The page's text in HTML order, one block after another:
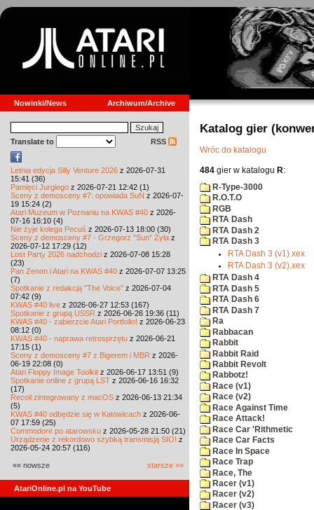
Nowinki/News Archiwum/Archive
Translate to RSS
Letnia edycja Silly Venture 2026 z 2026-07-31
15:41 (36)
Pamięci Jurgiego z 2026-07-21 12:42 (1)
Sceny z demosceny #7: opowiada SuN z 2026-07-
19 15:24 (2)
Atari Muzeum w Poznaniu na KWAS #40 z 2026-
07-16 16:10 (4)
Nie żyje kolega Pecuś z 2026-07-13 18:00 (30)
Sceny z demosceny #7 - Grzegorz "Sun" Żyła z
2026-07-12 17:29 (12)
Lost Party 2026 nadchodzi z 2026-07-08 15:28
(23)
Pan Zenon i Atari na KWAS #40 z 2026-07-07 13:25
(7)
Spotkanie z redakcją "The Voice" z 2026-07-04
07:42 (9)
KWAS #40 live z 2026-06-27 12:53 (167)
Spotkanie z grupą USSR z 2026-06-26 19:36 (11)
KWAS #40 - zabierzcie Atari Portfolio! z 2026-06-23
08:12 (0)
KWAS #40 - naprawa retrosprzętu z 2026-06-21
17:15 (1)
Sceny z demosceny #7 z Bigerem i MBR z 2026-
06-19 22:08 (0)
Atari Floppy Image Toolkit z 2026-06-17 13:51 (9)
Spotkanie online z grupą LST z 2026-06-16 16:32
(17)
Recoil zintegrowany z macOS z 2026-06-13 21:34
(5)
KWAS #40 odbędzie się w Katowicach z 2026-06-
07 17:59 (25)
Commodore po atarowsku z 2026-05-28 21:50 (21)
Urządzenie z rekordowo szybką transmisją SIO! z
2026-05-24 20:57 (116)
«« nowsze starsze »»
AtariOnline.pl na YouTube
Katalog gier
Wróc do katalogu
484 gier w katalogu R:
R-Type-3000
R.O.T.O
RGB
RTA Dash
RTA Dash 2
RTA Dash 3
RTA Dash 3 (v1).xex
RTA Dash 3 (v2).xex
RTA Dash 4
RTA Dash 5
RTA Dash 6
RTA Dash 7
Ra
Rabbacan
Rabbit
Rabbit Raid
Rabbit Revolt
Rabbotz!
Race (v1)
Race (v2)
Race Against Time
Race Attack!
Race Car 'Rithmetic
Race Car Facts
Race In Space
Race Trap
Race, The
Racer (v1)
Racer (v2)
Racer (v3)